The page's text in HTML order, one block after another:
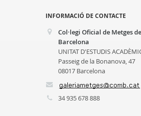
INFORMACIÓ DE CONTACTE
Col·legi Oficial de Metges de
Barcelona
UNITAT D'ESTUDIS
Passeig de la Bonanova, 47
08017 Barcelona
34 935 678 888